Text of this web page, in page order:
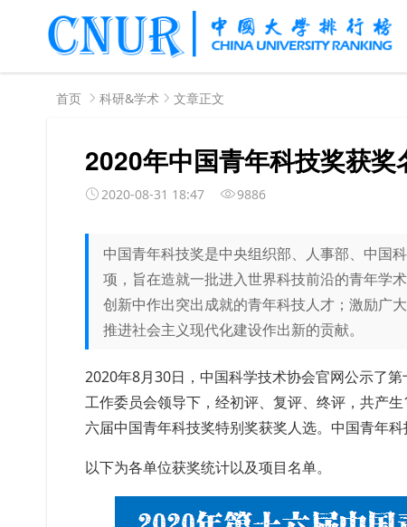
首页 科研&学术 文章正文
2020年中国青年科技奖获奖
2020-08-31 18:47 9886
中国青年科技奖是中央组织部、人事部、中国
项，旨在造就一批进入世界科技前沿的青年学
创新中作出突出成就的青年科技人才；激励广
推进社会主义现代化建设作出新的贡献。
2020年8月30日，中国科学技术协会官网公示了
工作委员会领导下，经初评、复评、终评，共产
六届中国青年科技奖特别奖获奖人选。中国青年
以下为各单位获奖统计以及项目名单。